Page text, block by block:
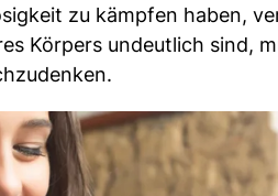
zu kämpfen haben,
Körpers undeutlich sind,